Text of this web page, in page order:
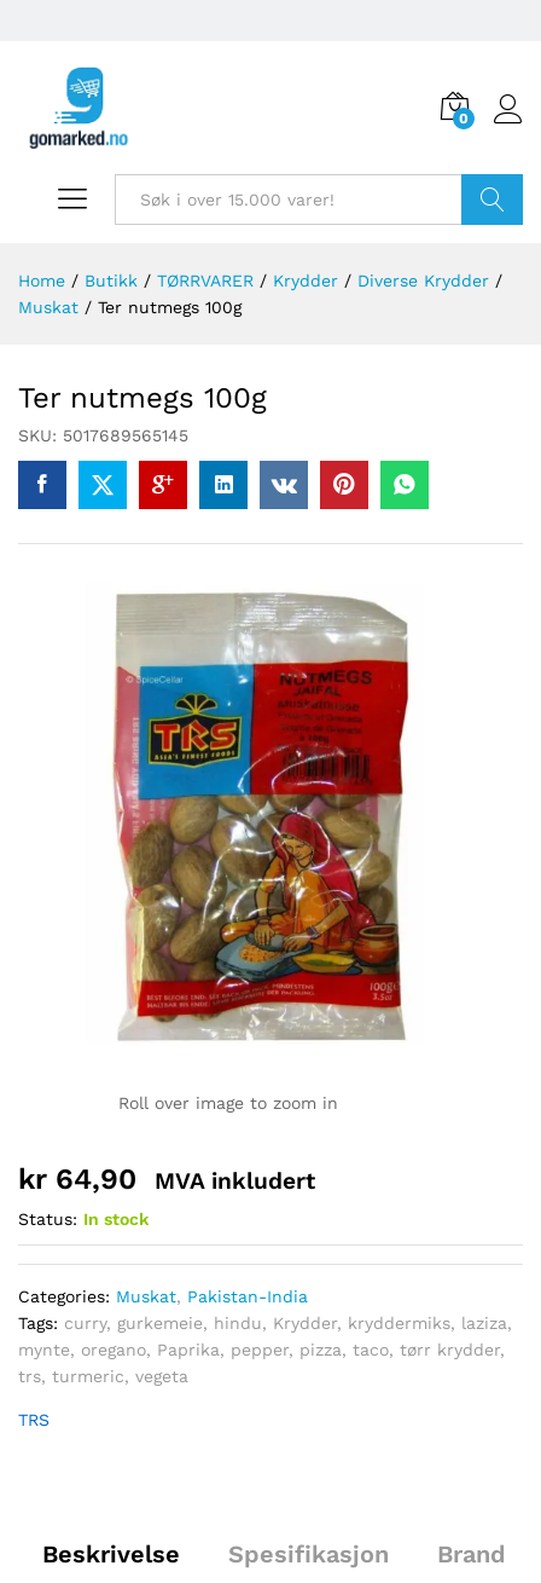
0
Home / Butikk / TØRRVARER / Krydder / Diverse Krydder /
Muskat / Ter nutmegs 100g
Ter nutmegs 100g
SKU: 5017689565145
Roll over image to zoom in
kr 64,90 MVA inkludert
Status: In stock
Categories: Muskat, Pakistan-India
Tags: curry, gurkemeie, hindu, Krydder, kryddermiks, laziza,
mynte, oregano, Paprika, pepper, pizza, taco, tørr krydder,
trs, turmeric, vegeta
TRS
Beskrivelse Spesifikasjon Brand